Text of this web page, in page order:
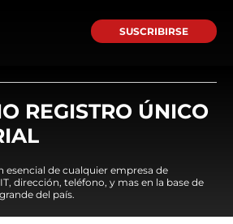
SUSCRIBIRSE
REGISTRO ÚNICO
esencial de cualquier empresa de
dirección, teléfono, y mas en la base de
del país.